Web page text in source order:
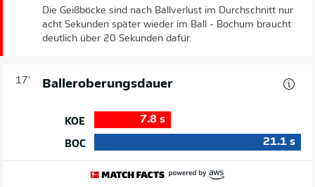
Die Geißböcke sind nach Ballverlust im Durchschnitt nur
acht Sekunden später wieder im Ball - Bochum braucht
deutlich über 20 Sekunden dafür.
17' Balleroberungsdauer
KOE
BOC
7.8 s
21.1 s